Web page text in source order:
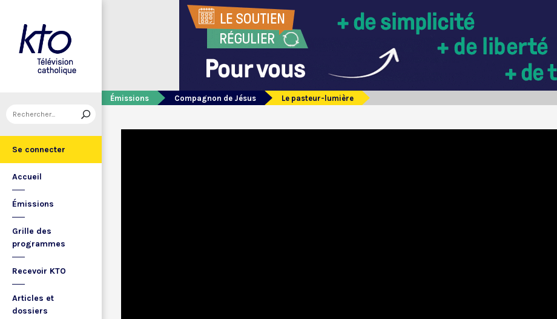
Se connecter
Accueil
Émissions
Grille des
programmes
Recevoir KTO
Articles et
dossiers
Émissions Compagnon de Jésus Le pasteur-lumière